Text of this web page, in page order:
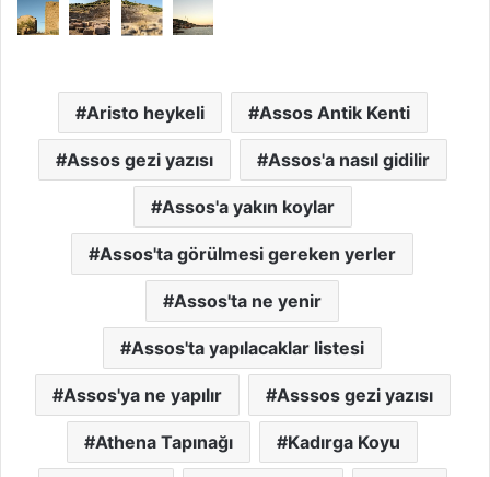
Aristo heykeli Assos Antik Kenti
Assos gezi yazısı Assos'a nasıl gidilir
Assos'a yakın koylar
Assos'ta görülmesi gereken yerler
Assos'ta ne yenir
Assos'ta yapılacaklar listesi
Assos'ya ne yapılır Asssos gezi yazısı
Athena Tapınağı Kadırga Koyu